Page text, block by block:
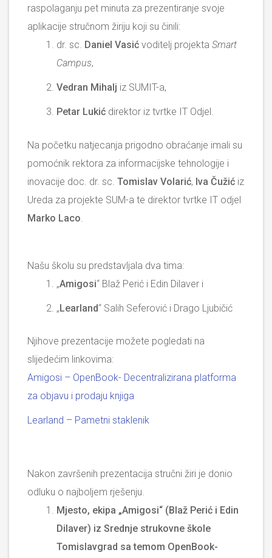
raspolaganju pet minuta za prezentiranje svoje
aplikacije stručnom žiriju koji su činili:
dr. sc. Daniel Vasić voditelj projektaSmart
Campus,
Vedran Mihalj iz SUMIT-a,
Petar Lukić direktor iz tvrtke IT Odjel.
Na početku natjecanja prigodno obraćanje imali su
pomoćnik rektora za informacijske tehnologije i
inovacije doc. dr. sc. Tomislav Volarić, Iva Čužić iz
Ureda za projekte SUM-a te direktor tvrtke IT odjel
Marko Laco
Našu školu su predstavljala dva tima:
„Amigosi“ Blaž Perić i Edin Dilaver i
„Learland“ Salih Seferović i Drago Ljubičić
Njihove prezentacije možete pogledati na
slijedećim linkovima:
Amigosi – OpenBook- Decentralizirana platforma
za objavu i prodaju knjiga
Learland – Pametni staklenik
Nakon završenih prezentacija stručni žiri je donio
odluku o najboljem rješenju.
Mjesto, ekipa „Amigosi“ (Blaž Perić i Edin
Dilaver) iz Srednje strukovne škole
Tomislavgrad sa temom OpenBook-